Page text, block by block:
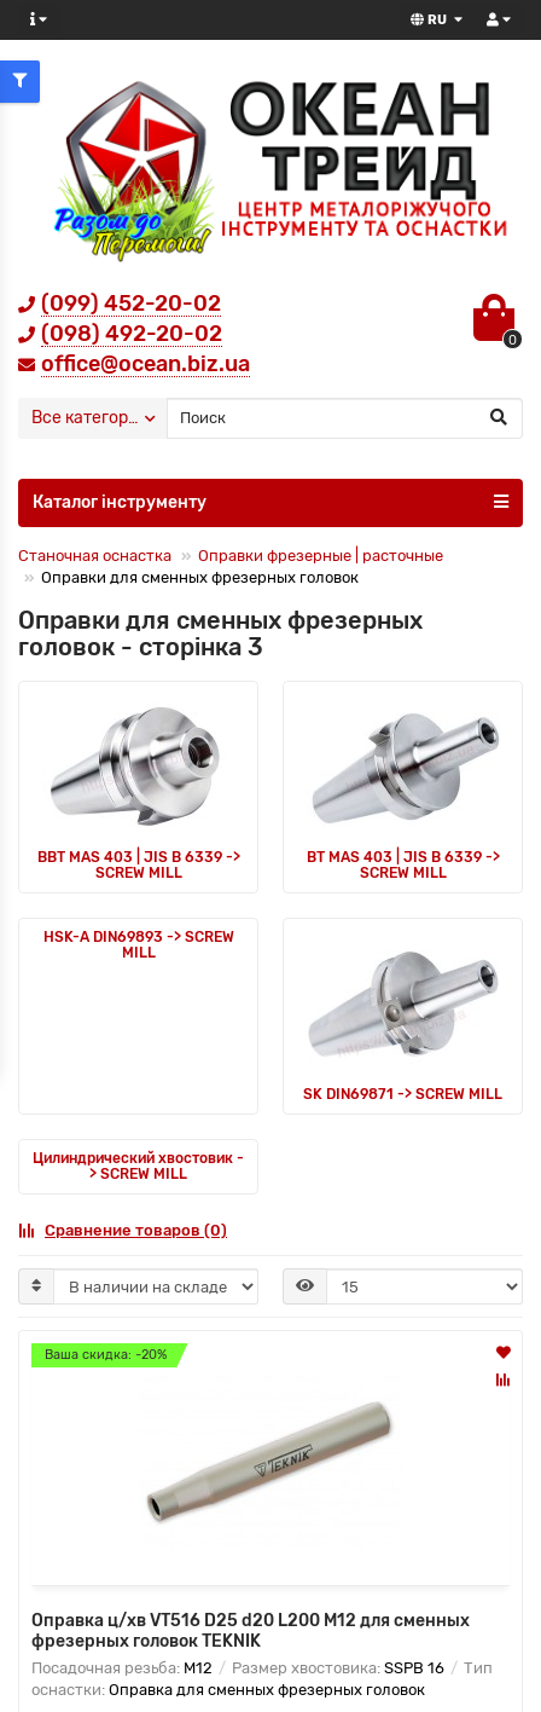
RU
(099) 452-20-02
(098) 492-20-02
office@ocean.biz.ua
0
Все категории
Каталог інструменту
Станочная оснастка
Оправки фрезерные | расточные
Оправки для сменных фрезерных головок
Оправки для сменных фрезерных
головок - сторінка 3
BBT MAS 403 | JIS B 6339 ->
SCREW MILL
BT MAS 403 | JIS B 6339 ->
SCREW MILL
HSK-A DIN69893 -> SCREW
MILL
SK DIN69871 -> SCREW MILL
Цилиндрический хвостовик -
> SCREW MILL
Сравнение товаров (0)
Ваша скидка: -20%
Оправка ц/хв VT516 D25 d20 L200 M12 для сменных
фрезерных головок TEKNIK
Посадочная резьба: M12 Размер хвостовика: SSPB 16
Тип
оснастки: Оправка для сменных фрезерных головок